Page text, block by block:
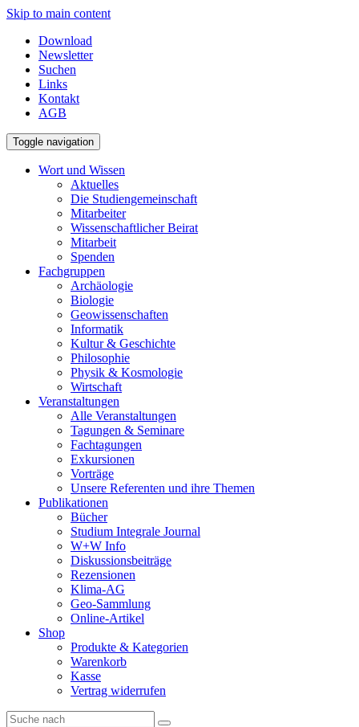
Skip to main content
Download
Newsletter
Suchen
Links
Kontakt
AGB
Toggle navigation
Wort und Wissen
Aktuelles
Die Studiengemeinschaft
Mitarbeiter
Wissenschaftlicher Beirat
Mitarbeit
Spenden
Fachgruppen
Archäologie
Biologie
Geowissenschaften
Informatik
Kultur & Geschichte
Philosophie
Physik & Kosmologie
Wirtschaft
Veranstaltungen
Alle Veranstaltungen
Tagungen & Seminare
Fachtagungen
Exkursionen
Vorträge
Unsere Referenten und ihre Themen
Publikationen
Bücher
Studium Integrale Journal
W+W Info
Diskussionsbeiträge
Rezensionen
Klima-AG
Geo-Sammlung
Online-Artikel
Shop
Produkte & Kategorien
Warenkorb
Kasse
Vertrag widerrufen